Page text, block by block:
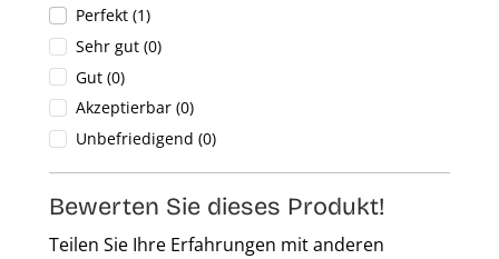
Perfekt (1)
Sehr gut (0)
Gut (0)
Akzeptierbar (0)
Unbefriedigend (0)
Bewerten Sie dieses Produkt!
Teilen Sie Ihre Erfahrungen mit anderen